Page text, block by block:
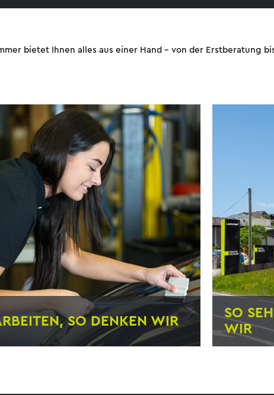
Firmenschilder
bietet Ihnen alles aus einer Hand – von der Erstberatung
SO DENKEN WIR SO
WIR